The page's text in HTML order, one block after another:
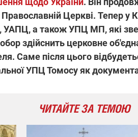
Церкві. Тепер у
УАПЦ, а також УПЦ МП, які
здійснить церковне
Саме після цього
УПЦ Томосу як
ЧИТАЙТЕ ЗА ТЕМОЮ